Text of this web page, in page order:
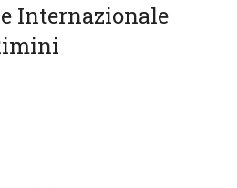
Internazionale